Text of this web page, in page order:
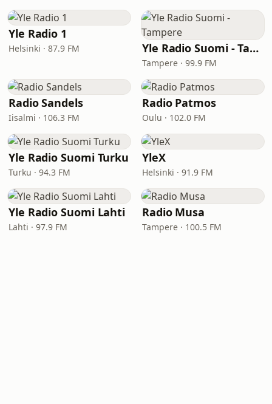
Yle Radio 1
Helsinki · 87.9 FM Yle Radio Suomi - Tampere
Tampere · 99.9 FM
Radio Sandels
Iisalmi · 106.3 FM
Radio Patmos
Oulu · 102.0 FM
Yle Radio Suomi Turku
Turku · 94.3 FM
YleX
Helsinki · 91.9 FM
Yle Radio Suomi Lahti
Lahti · 97.9 FM
Radio Musa
Tampere · 100.5 FM